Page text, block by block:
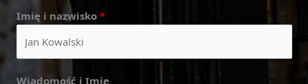
Imię i nazwisko *
Wiadomość i Imię